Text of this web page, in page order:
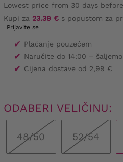
Lowest price from 30 days
Kupi za 23.39 € s popustom za
Prijavite se
✔ Plaćanje pouzećem
✔ Naručite do 14:00 –
✔ Cijena dostave od 2,99 €
ODABERI VELIČINU:
48/50 52/54